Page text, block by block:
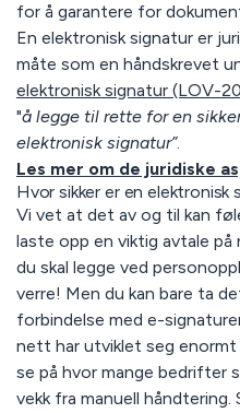
for å garantere for
En elektronisk signatur er
måte som en håndskrevet
elektronisk signatur (LOV-
"å legge til rette for en
elektronisk signatur”.
Les mer om de juridiske
Hvor sikker er en elektronisk
Vi vet at det av og til kan
laste opp en viktig avtale
du skal legge ved
verre! Men du kan bare ta
forbindelse med e-
nett har utviklet seg enormt
se på hvor mange bedrifter
vekk fra manuell